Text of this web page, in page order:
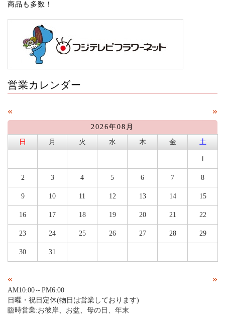
商品も多数！
営業カレンダー
« »
2026年08月
日
月 火 水 木 金 土
1
2 3 4 5 6 7 8
9 10 11 12 13 14 15
16 17 18 19 20 21 22
23 24 25 26 27 28 29
30 31
« »
AM10:00～PM6:00
日曜・祝日定休(物日は営業しております)
臨時営業:お彼岸、お盆、母の日、年末